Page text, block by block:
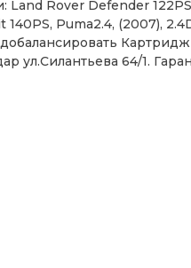
Land Rover Defender
Puma2.4, (2007),
Картридж
ул.Силантьева 64/1.